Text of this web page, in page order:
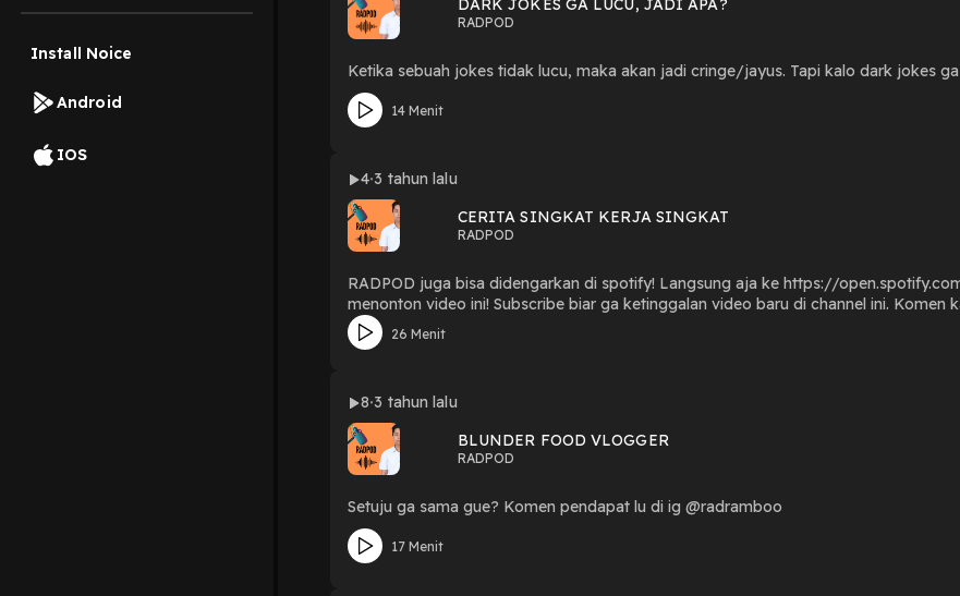
Install Noice
Android
IOS
DARK JOKES GA LUCU, JADI APA?
RADPOD
Ketika sebuah jokes tidak lucu, maka akan jadi cringe/jayus. Tapi kalo dark jokes
14 Menit
4 3 tahun lalu
CERITA SINGKAT KERJA SINGKAT
RADPOD
RADPOD juga bisa didengarkan di spotify! Langsung aja ke https://open.spotify.com/show/
menonton video ini! Subscribe biar ga ketinggalan video baru di channel ini. Komen kalo ada yang bagus/jelek/kurang/kritik/saran langsung aja
tulis di kolom komentar ya!
26 Menit
8 3 tahun lalu
BLUNDER FOOD VLOGGER
RADPOD
Setuju ga sama gue? Komen pendapat lu di ig ⁠@radramboo
17 Menit